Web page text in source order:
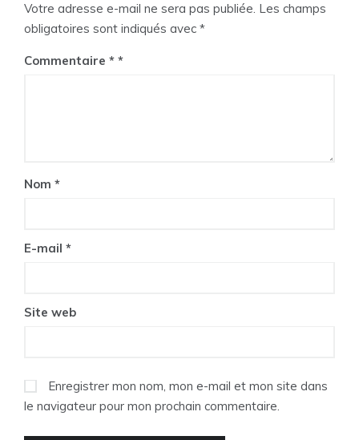
Votre adresse e-mail ne sera pas publiée. Les champs
obligatoires sont indiqués avec *
Commentaire *
Nom *
E-mail *
Site web
Enregistrer mon nom, mon e-mail et mon site dans
le navigateur pour mon prochain commentaire.